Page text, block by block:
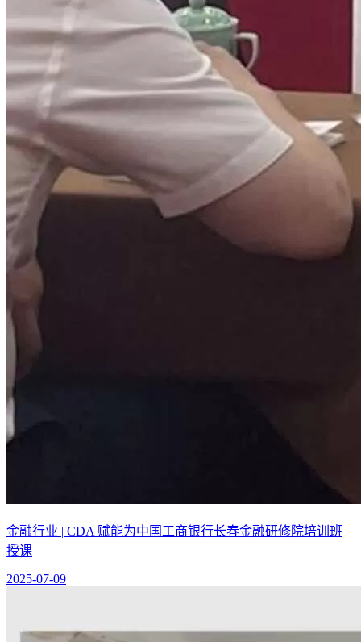
金融行业 | CDA 赋能为中国工商银行长春金融研修院培训班
授课
2025-07-09